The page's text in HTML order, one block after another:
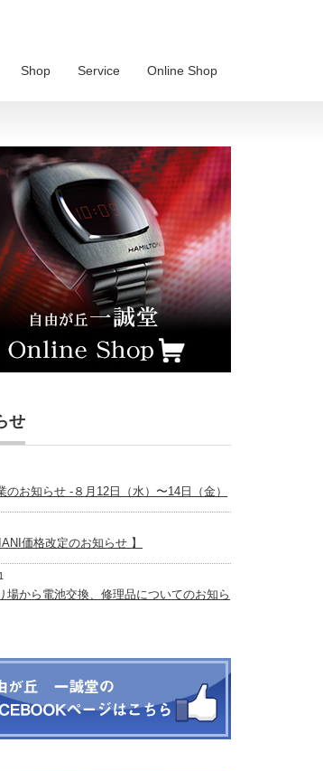
Shop Service Online Shop
せ
のお知らせ -８月12日（水）〜14日（金）
価格改定のお知らせ 】
場から電池交換、修理品についてのお知ら